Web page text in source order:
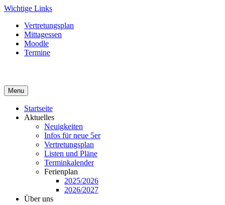
Skip
content
Wichtige Links
Vertretungsplan
Mittagessen
Moodle
Termine
Menu
Startseite
Aktuelles
Neuigkeiten
Infos für neue 5er
Vertretungsplan
Listen und Pläne
Terminkalender
Ferienplan
2025/2026
2026/2027
Über uns